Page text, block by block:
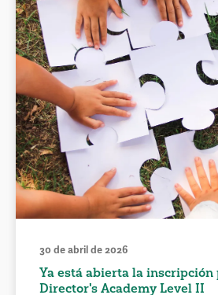
30 de abril de 2026
Ya está abierta la inscripción
Director's Academy Level II